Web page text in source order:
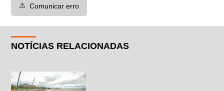
⚠️ Comunicar erro
NOTÍCIAS RELACIONADAS